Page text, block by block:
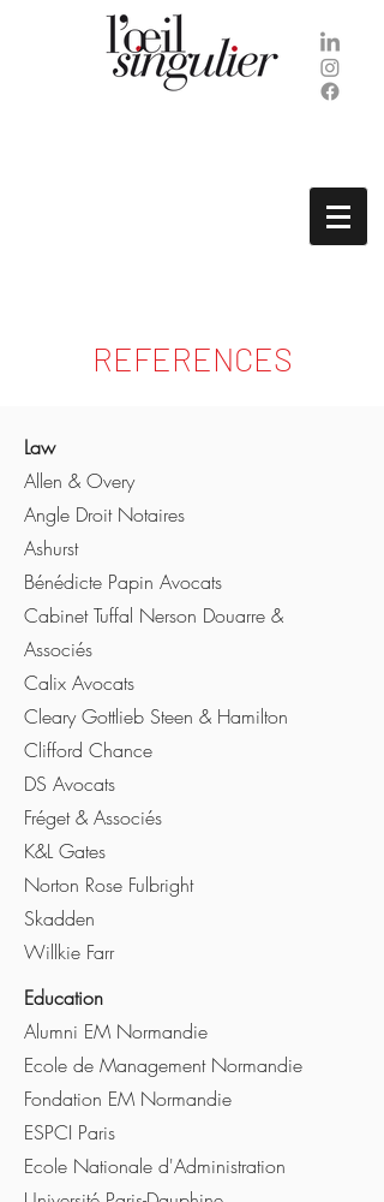
REFERENCES
Law
Allen & Overy
Angle Droit Notaires
Ashurst
Bénédicte Papin Avocats
Cabinet Tuffal Nerson Douarre &
Associés
Calix Avocats
Cleary Gottlieb Steen & Hamilton
Clifford Chance
DS Avocats
Fréget & Associés
K&L Gates
Norton Rose Fulbright
Skadden
Willkie Farr
Education
Alumni EM Normandie
Ecole de Management Normandie
Fondation EM Normandie
ESPCI Paris
Ecole Nationale d'Administration